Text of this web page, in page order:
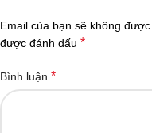
Email của bạn sẽ không
được đánh dấu *
Bình luận *